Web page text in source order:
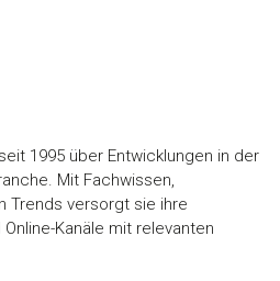
1995 über Entwicklungen in der
Mit Fachwissen,
Trends versorgt sie ihre
Kanäle mit relevanten